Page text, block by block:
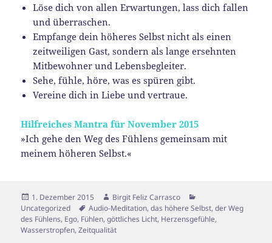
Löse dich von allen Erwartungen, lass dich fallen
und überraschen.
Empfange dein höheres Selbst nicht als einen
zeitweiligen Gast, sondern als lange ersehnten
Mitbewohner und Lebensbegleiter.
Sehe, fühle, höre, was es spüren gibt.
Vereine dich in Liebe und vertraue.
Hilfreiches Mantra für November 2015
»Ich gehe den Weg des Fühlens gemeinsam mit
meinem höheren Selbst.«
Veröffentlicht
am
1. Dezember 2015 Autor
Birgit Feliz Carrasco
Uncategorized
Schlagwörter
Audio-Meditation,das höhere Selbst,der Weg
des Fühlens, Ego, Fühlen,göttliches Licht, Herzensgefühle,
Wasserstropfen,Zeitqualität